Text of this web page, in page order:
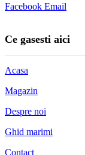
Facebook Email
Ce gasesti aici
Acasa
Magazin
Despre noi
Ghid marimi
Contact